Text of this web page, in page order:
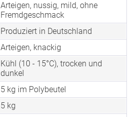
Arteigen, nussig, mild, ohne
Fremdgeschmack
Produziert in Deutschland
Arteigen, knackig
Kühl (10 - 15°C), trocken und
dunkel
5 kg im Polybeutel
5 kg